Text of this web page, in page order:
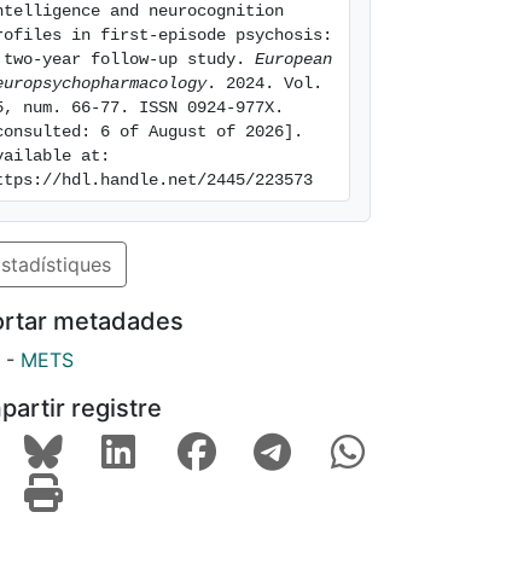
and neurocognition
in first-episode psychosis:
two-year follow-up study. European
. 2024. Vol.
num. 66-77. ISSN 0924-977X.
6 of August of 2026].
at:
hdl.handle.net/2445/223573
metadades
- METS
registre